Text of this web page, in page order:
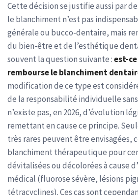
Cette décision se justifie aussi par
le blanchiment n’est pas
générale ou bucco-dentaire, mais
du bien-être et de l’esthétique
souvent la question suivante :est-
rembourse le blanchiment
modification de ce type est
de la responsabilité individuelle
n’existe pas, en 2026, d’évolution
remettant en cause ce principe.
très rares peuvent être envisagées,
blanchiment thérapeutique pour
dévitalisées ou décolorées à cause
médical (fluorose sévère, lésions
tétracyclines). Ces cas sont